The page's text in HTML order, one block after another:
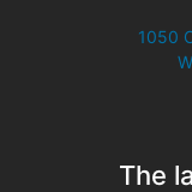
1050
The